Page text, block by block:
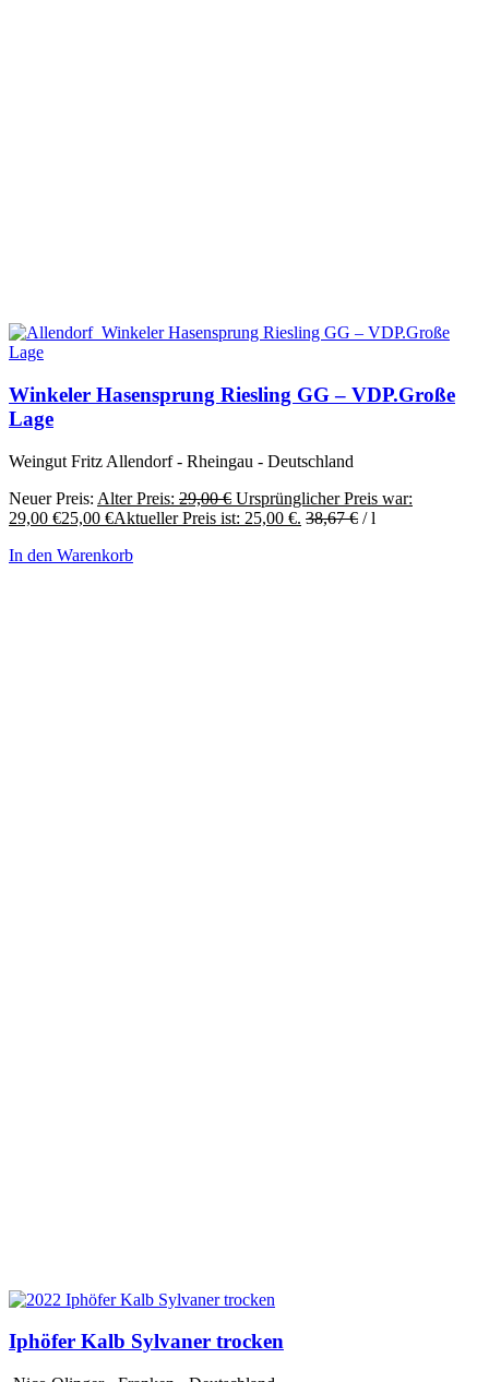
Winkeler Hasensprung Riesling GG – VDP.Große
Lage
Weingut Fritz Allendorf - Rheingau - Deutschland
Neuer Preis: Alter Preis: 29,00€ Ursprünglicher Preis war:
29,00 €25,00 €Aktueller Preis ist: 25,00 €. 38,67€ /l
In den Warenkorb
Iphöfer Kalb Sylvaner trocken